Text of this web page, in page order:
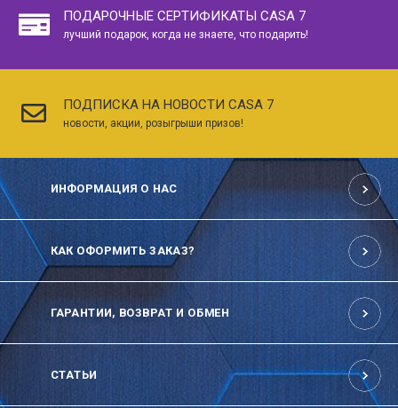
ПОДАРОЧНЫЕ СЕРТИФИКАТЫ CASA 7
лучший подарок, когда не знаете, что подарить!
ПОДПИСКА НА НОВОСТИ CASA 7
новости, акции, розыгрыши призов!
ИНФОРМАЦИЯ О НАС
КАК ОФОРМИТЬ ЗАКАЗ?
ГАРАНТИИ, ВОЗВРАТ И ОБМЕН
СТАТЬИ